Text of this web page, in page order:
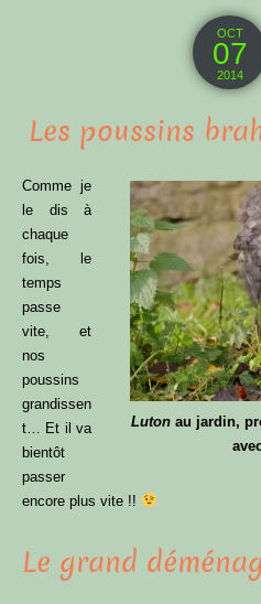
OCT
07
2014
Les poussins
Luton au jardin,
Comme je
le dis à
chaque
fois, le
temps
passe
vite, et
nos
poussins
grandissen
t… Et il va
bientôt
passer
encore plus vite !!
Le grand